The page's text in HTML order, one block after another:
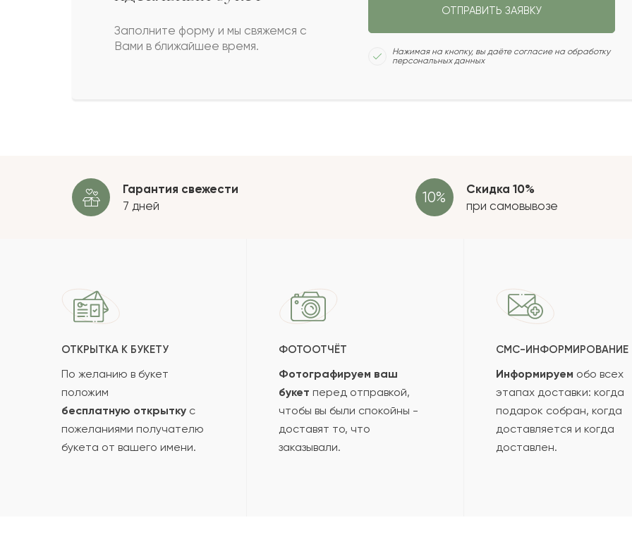
2022-11-04
2022-04-22
Заполните форму и мы свяжемся с
Вами в ближайшее время.
ОТПРАВИТЬ ЗАЯВКУ
Нажимая на кнопку, вы даёте согласие на обработку
персональных данных
Гарантия свежести
7 дней
Скидка 10%
при самовывозе
ОТКРЫТКА К БУКЕТУ
По желанию в букет
положим
бесплатную открытку с
пожеланиями получателю
букета от вашего имени.
ФОТООТЧЁТ
Фотографируем ваш
букет перед отправкой,
чтобы вы были спокойны -
доставят то, что
заказывали.
СМС-ИНФОРМИРОВАНИЕ
Информируем обо всех
этапах доставки: когда
подарок собран, когда
доставляется и когда
доставлен.